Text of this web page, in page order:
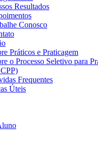
Resultados
Conosco
Práticos e Praticagem
o Processo Seletivo para
Frequentes
Úteis